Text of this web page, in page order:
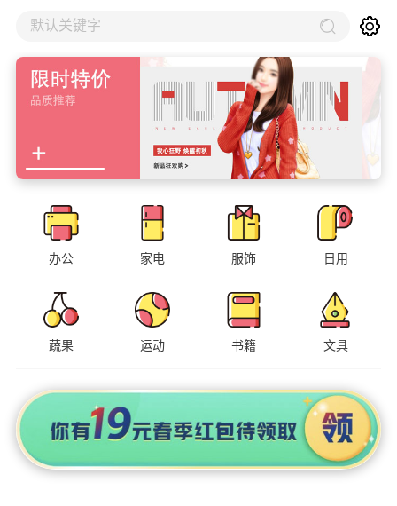
默认关键字
办公 家电 服饰 日用
蔬果 运动 书籍 文具